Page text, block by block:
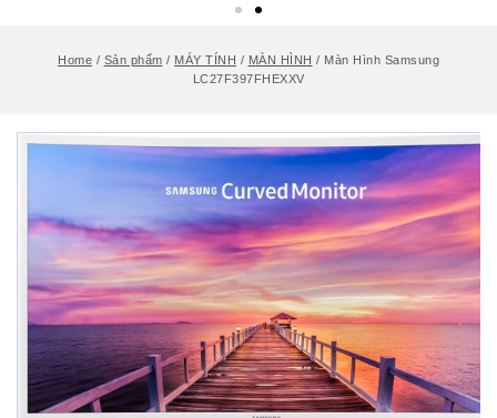
Home / Sản phẩm / MÁY TÍNH / MÀN HÌNH / Màn Hình Samsung
LC27F397FHEXXV